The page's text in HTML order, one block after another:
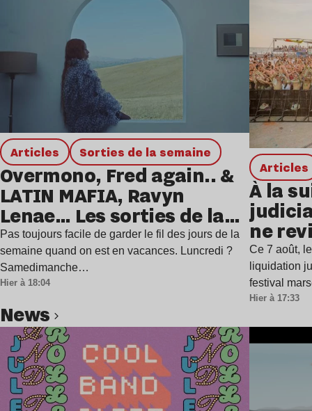
Articles Sorties de la semaine
Overmono, Fred again.. &
LATIN MAFIA, Ravyn
Lenae… Les sorties de la
semaine
Pas toujours facile de garder le fil des jours de la
semaine quand on est en vacances. Luncredi ?
Samedimanche…
Hier à 18:04
Articles
À la
ne
Ce 7 août,
liquidation
festival
Hier à 17:33
news
Lire l’article